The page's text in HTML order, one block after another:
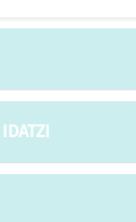
y
a la